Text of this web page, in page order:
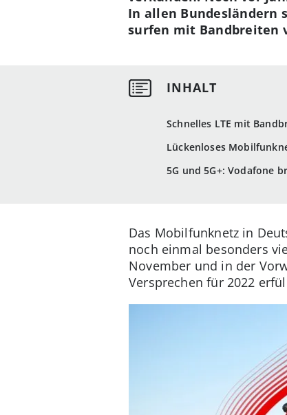
Schnelles LTE mit
Lückenloses
5G und 5G+: Vodafone
In allen Bundesländern
surfen mit Bandbreiten
Das Mobilfunknetz in
noch einmal besonders
November und in der
Versprechen für 2022